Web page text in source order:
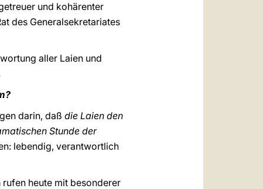
und kohärenter
des Generalsekretariates
aller Laien und
darin, daß die Laien den
Stunde der
lebendig, verantwortlich
heute mit besonderer